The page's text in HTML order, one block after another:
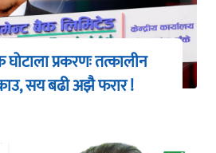
प्रकरणः तत्कालीन
सय बढी अझै फरार !